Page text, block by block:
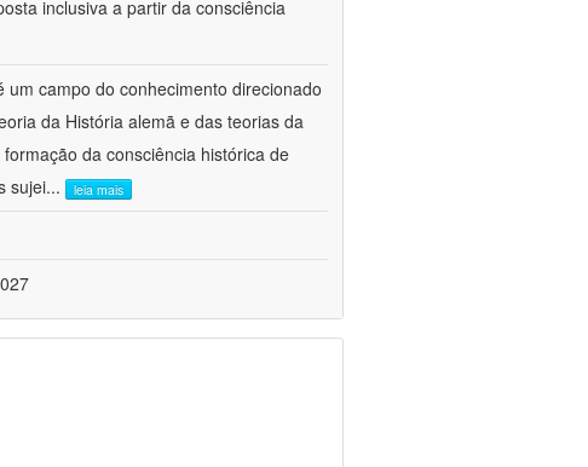
inclusiva a partir da consciência
campo do conhecimento direcionado
da História alemã e das teorias da
da consciência histórica de
sujei... leia mais